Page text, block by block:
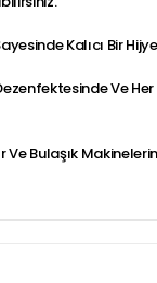
Kalıcı Bir
Ve
Bulaşık